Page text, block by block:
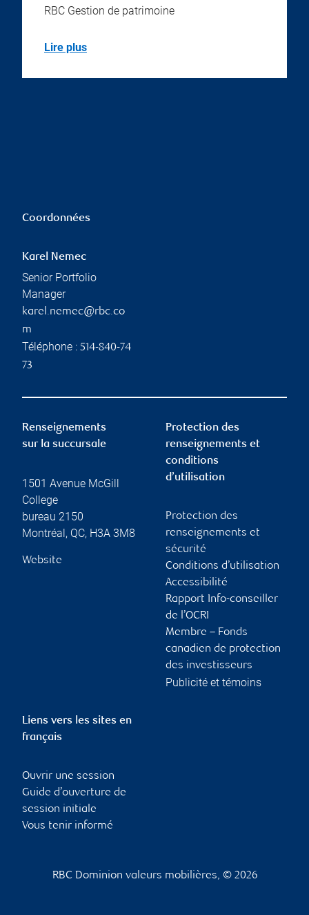
RBC Gestion de patrimoine
Lire plus
Coordonnées
Karel Nemec
Senior Portfolio
Manager
karel.nemec@rbc.co
m
Téléphone : 514-840-74
73
Renseignements
sur la succursale
1501 Avenue McGill
College
bureau 2150
Montréal, QC, H3A 3M8
Website
Protection des
renseignements et
conditions
d’utilisation
Protection des
renseignements et
sécurité
Conditions d’utilisation
Accessibilité
Rapport Info-conseiller
de l’OCRI
Membre – Fonds
canadien de protection
des investisseurs
Publicité et témoins
Liens vers les sites en
français
Ouvrir une session
Guide d’ouverture de
session initiale
Vous tenir informé
RBC Dominion valeurs mobilières, © 2026